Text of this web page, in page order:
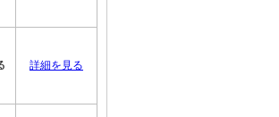
詳細を見る